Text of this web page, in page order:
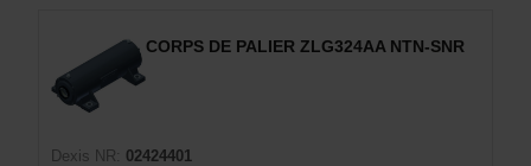
CORPS DE PALIER ZLG324AA NTN-SNR
Dexis NR:
02424401